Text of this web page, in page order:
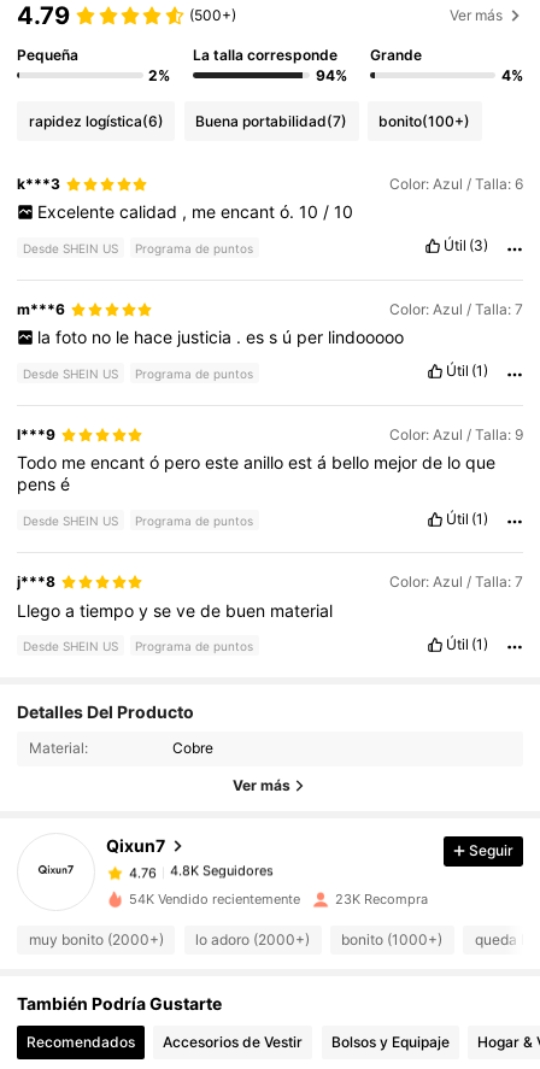
4.79 (500+) Ver más
Pequeña
2%
La talla corresponde
94%
Grande
4%
rapidez logística(6) Buena portabilidad(7) bonito(100+)
k***3 Color: Azul / Talla: 6
Excelente calidad , me encant ó. 10 / 10
Desde SHEIN US Programa de puntos Útil (3)
m***6 Color: Azul / Talla: 7
la foto no le hace justicia . es s ú per lindooooo
Desde SHEIN US Programa de puntos Útil (1)
l***9 Color: Azul / Talla: 9
Todo meencantó peroesteanilloestá bello mejorde loque
pensé
Desde SHEIN US Programa de puntos Útil (1)
j***8 Color: Azul / Talla: 7
Llegoatiempoysevede buen material
Desde SHEIN US Programa de puntos Útil (1)
Detalles Del Producto
Material: Cobre
Ver más
Qixun7
4.76 4.8K Seguidores
4.8K Seguidores
4.8K Seguidores
t***1 pagó Hace 9 horas
4.76 4.8K Seguidores
4.76 4.8K Seguidores
Seguir
54K Vendido recientemente 23K Recompra
muy bonito (2000+) lo adoro (2000+) bonito (1000+) queda
También Podría Gustarte
Recomendados Accesorios de Vestir Bolsos y Equipaje Hogar &